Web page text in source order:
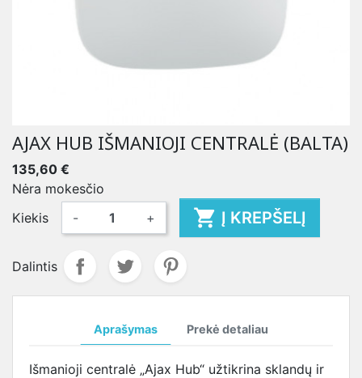
AJAX HUB IŠMANIOJI CENTRALĖ (BALTA)
135,60 €
Nėra mokesčio
Kiekis
- +  Į KREPŠELĮ
Dalintis
Aprašymas Prekė detaliau
Išmanioji centralė „Ajax Hub“ užtikrina sklandų ir